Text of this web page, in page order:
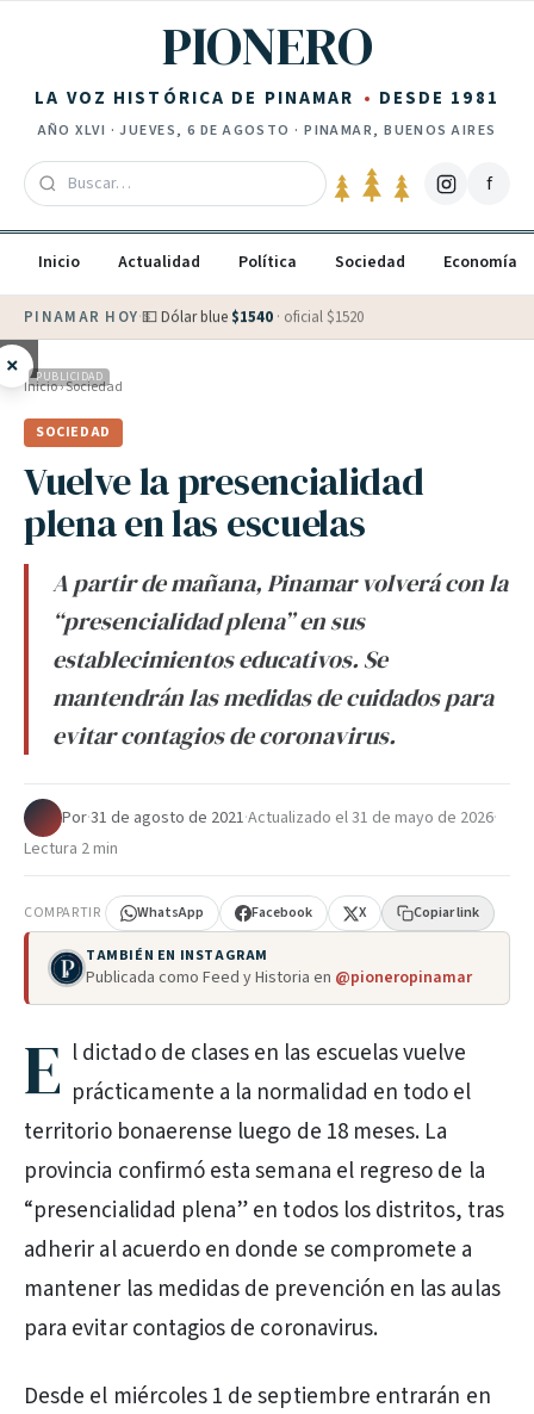
PIONERO
LA VOZ HISTÓRICA DE PINAMAR DESDE 1981
AÑOXLVI ·JUEVES, 6 DE AGOSTO · PINAMAR, BUENOS AIRES
f
Inicio Actualidad Política Sociedad Economía
PINAMAR HOY·💵 Dólar blue $1540 · oficial $1520
× PUBLICIDAD
Inicio›Sociedad
SOCIEDAD
Vuelve la presencialidad
plena en las escuelas
A partir de mañana, Pinamar volverá con la
“presencialidad plena” en sus
establecimientos educativos. Se
mantendrán las medidas de cuidados para
evitar contagios de coronavirus.
Por·31 de agosto de 2021·Actualizado el31 de mayo de 2026·
Lectura 2 min
COMPARTIR WhatsApp Facebook X Copiar link
TAMBIÉN EN INSTAGRAM
Publicada como Feed y Historia en @pioneropinamar
E l dictado de clases en las escuelas vuelve
prácticamente a la normalidad en todo el
territorio bonaerense luego de 18 meses. La
provincia confirmó esta semana el regreso de la
“presencialidad plena” en todos los distritos, tras
adherir al acuerdo en donde se compromete a
mantener las medidas de prevención en las aulas
para evitar contagios de coronavirus.
Desde el miércoles 1 de septiembre entrarán en